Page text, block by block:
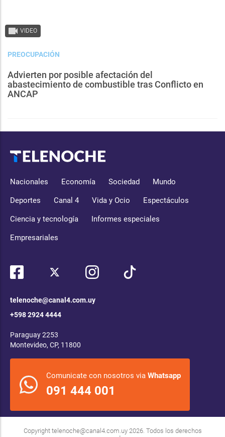
VIDEO
PREOCUPACIÓN
Advierten por posible afectación del
abastecimiento de combustible tras Conflicto en
ANCAP
Nacionales Economía Sociedad Mundo
Deportes Canal 4 Vida y Ocio Espectáculos
Ciencia y tecnología Informes especiales
Empresariales
telenoche@canal4.com.uy
+598 2924 4444
Paraguay 2253
Montevideo, CP, 11800
Comunicate con nosotros via Whatsapp
091 444 001
Copyright telenoche@canal4.com.uy2026. Todos los derechos